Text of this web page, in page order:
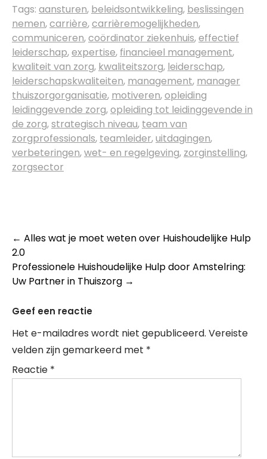
Tags: aansturen, beleidsontwikkeling, beslissingen
nemen,carrière,carrièremogelijkheden,
communiceren,coördinator ziekenhuis,effectief
leiderschap,expertise, financieel management,
kwaliteit van zorg, kwaliteitszorg, leiderschap,
leiderschapskwaliteiten, management, manager
thuiszorgorganisatie, motiveren,opleiding
leidinggevende zorg,opleiding tot leidinggevende in
de zorg,strategisch niveau, team van
zorgprofessionals, teamleider,uitdagingen,
verbeteringen,wet- en regelgeving, zorginstelling,
zorgsector
Post
navigation
← Alles wat je moet weten over Huishoudelijke Hulp
2.0
Professionele Huishoudelijke Hulp door Amstelring:
Uw Partner in Thuiszorg →
Geef een reactie
Het e-mailadres wordt niet gepubliceerd. Vereiste
velden zijn gemarkeerd met *
Reactie *